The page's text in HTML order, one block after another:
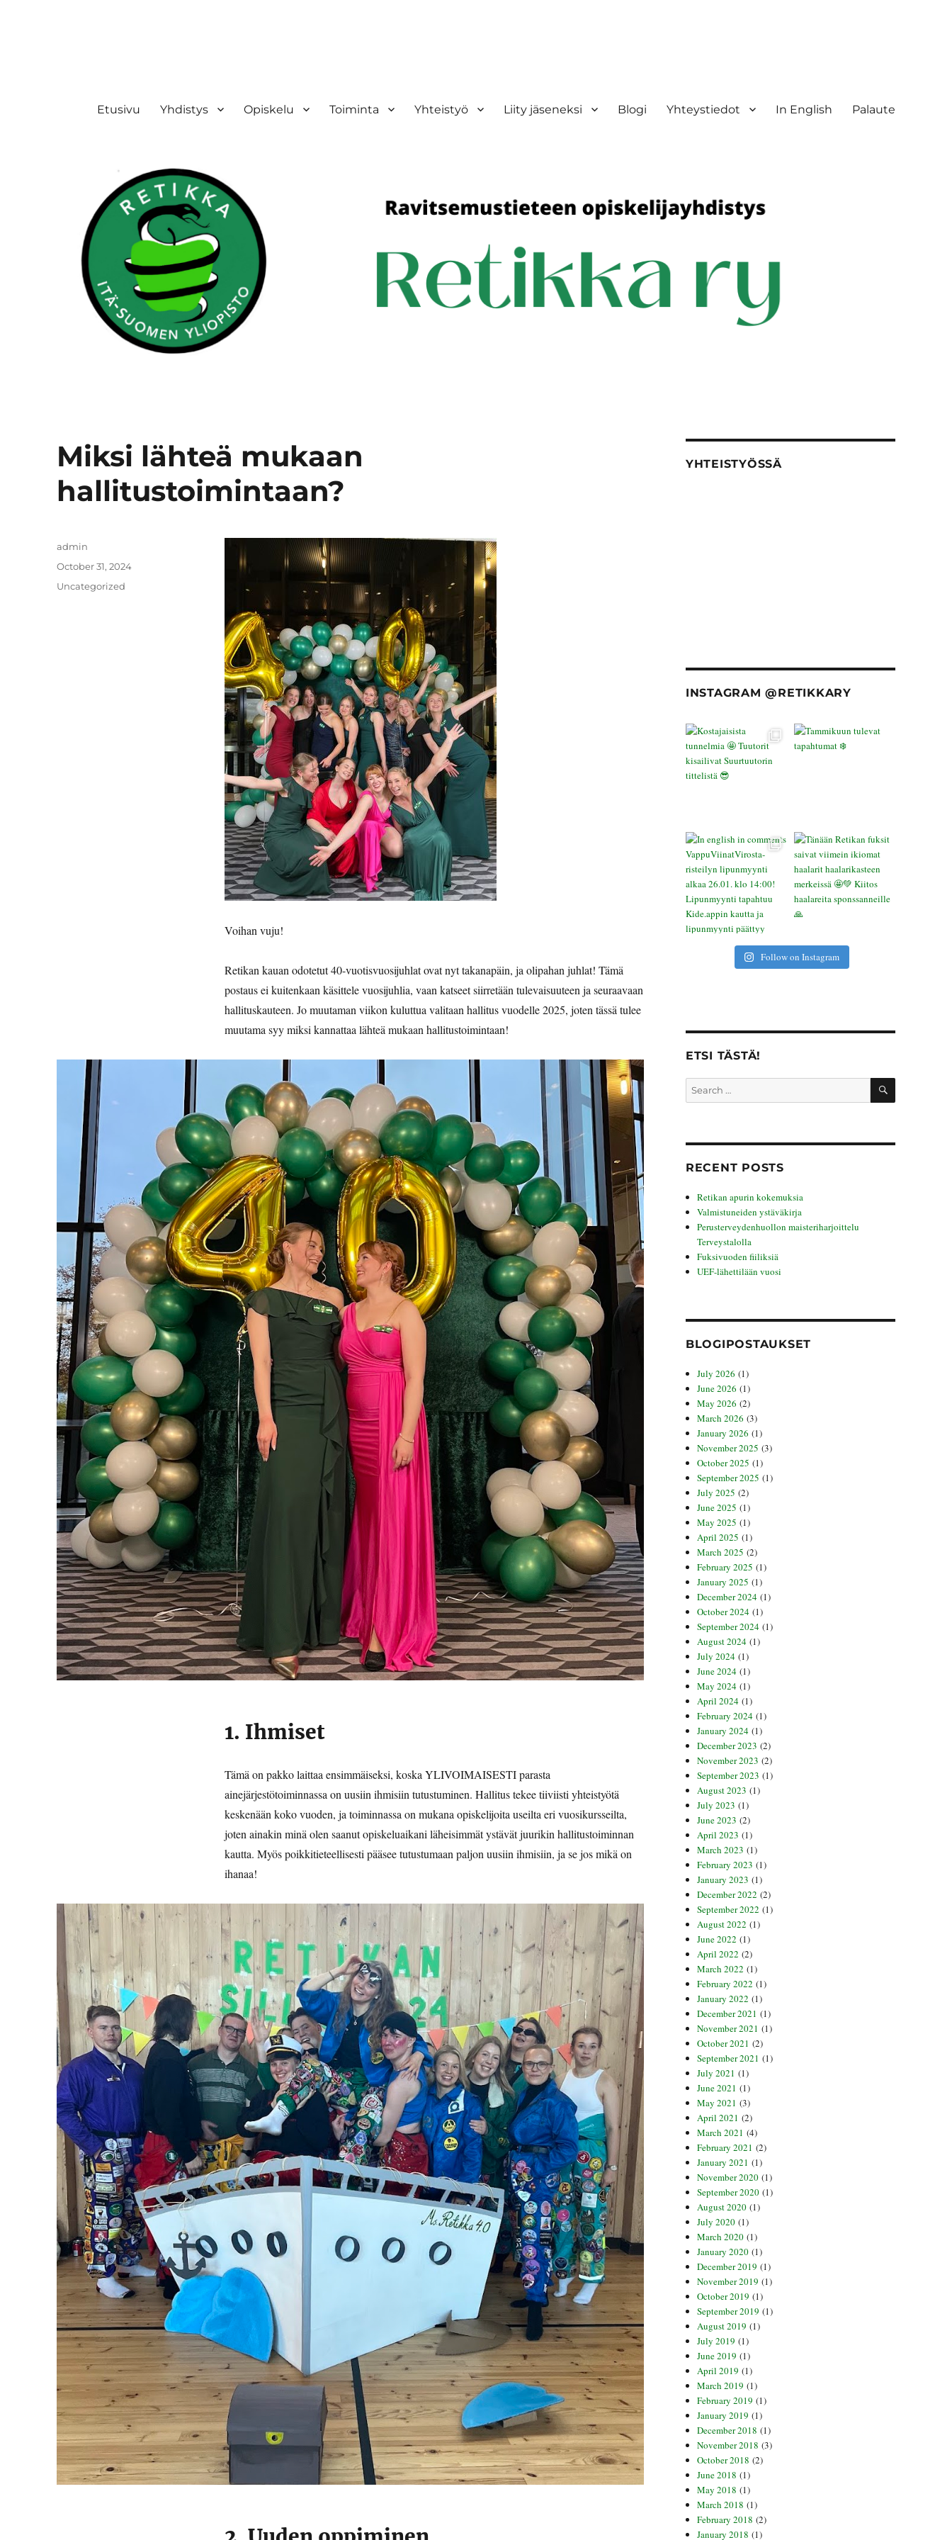
Etusivu Yhdistys Opiskelu Toiminta Yhteistyö Liity jäseneksi Blogi Yhteystiedot In English Palaute
Miksi lähteä mukaan
hallitustoimintaan?
Voihan vuju!
Retikan kauan odotetut 40-vuotisvuosijuhlat ovat nyt takanapäin, ja olipahan juhlat! Tämä
postaus ei kuitenkaan käsittele vuosijuhlia, vaan katseet siirretään tulevaisuuteen ja seuraavaan
hallituskauteen. Jo muutaman viikon kuluttua valitaan hallitus vuodelle 2025, joten tässä tulee
muutama syy miksi kannattaa lähteä mukaan hallitustoimintaan!
1. Ihmiset
Tämä on pakko laittaa ensimmäiseksi, koska YLIVOIMAISESTI parasta
ainejärjestötoiminnassa on uusiin ihmisiin tutustuminen. Hallitus tekee tiiviisti yhteistyötä
keskenään koko vuoden, ja toiminnassa on mukana opiskelijoita useilta eri vuosikursseilta,
joten ainakin minä olen saanut opiskeluaikani läheisimmät ystävät juurikin hallitustoiminnan
kautta. Myös poikkitieteellisesti pääsee tutustumaan paljon uusiin ihmisiin, ja se jos mikä on
ihanaa!
Author
admin
Posted
October 31, 2024
Categories
Uncategorized
YHTEISTYÖSSÄ
INSTAGRAM @RETIKKARY
Follow on Instagram
ETSI TÄSTÄ!
Search
for:
SEARCH
RECENT POSTS
Retikan apurin kokemuksia
Valmistuneiden ystäväkirja
Perusterveydenhuollon maisteriharjoittelu
Terveystalolla
Fuksivuoden fiiliksiä
UEF-lähettilään vuosi
BLOGIPOSTAUKSET
July 2026 (1)
June 2026 (1)
May 2026 (2)
March 2026 (3)
January 2026 (1)
November 2025 (3)
October 2025 (1)
September 2025 (1)
July 2025 (2)
June 2025 (1)
May 2025 (1)
April 2025 (1)
March 2025 (2)
February 2025 (1)
January 2025 (1)
December 2024 (1)
October 2024 (1)
September 2024 (1)
August 2024 (1)
July 2024 (1)
June 2024 (1)
May 2024 (1)
April 2024 (1)
February 2024 (1)
January 2024 (1)
December 2023 (2)
November 2023 (2)
September 2023 (1)
August 2023 (1)
July 2023 (1)
June 2023 (2)
April 2023 (1)
March 2023 (1)
February 2023 (1)
January 2023 (1)
December 2022 (2)
September 2022 (1)
August 2022 (1)
June 2022 (1)
April 2022 (2)
March 2022 (1)
February 2022 (1)
January 2022 (1)
December 2021 (1)
November 2021 (1)
October 2021 (2)
September 2021 (1)
July 2021 (1)
June 2021 (1)
May 2021 (3)
April 2021 (2)
March 2021 (4)
February 2021 (2)
January 2021 (1)
November 2020 (1)
September 2020 (1)
August 2020 (1)
July 2020 (1)
March 2020 (1)
January 2020 (1)
December 2019 (1)
November 2019 (1)
October 2019 (1)
September 2019 (1)
August 2019 (1)
July 2019 (1)
June 2019 (1)
April 2019 (1)
March 2019 (1)
February 2019 (1)
January 2019 (1)
December 2018 (1)
November 2018 (3)
October 2018 (2)
June 2018 (1)
May 2018 (1)
March 2018 (1)
February 2018 (2)
January 2018 (1)